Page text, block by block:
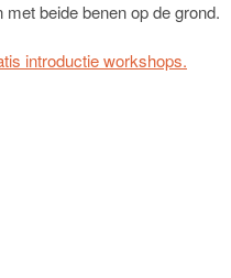
beide benen op de grond.
introductie workshops.